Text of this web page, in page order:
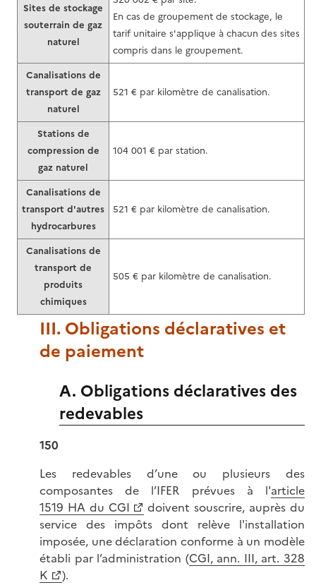
Sites de stockage
souterrain de gaz
naturel
En cas de groupement de stockage, le
tarif unitaire s'applique à chacun des sites
compris dans le groupement.
Canalisations de
transport de gaz
naturel
521 € par kilomètre de canalisation.
Stations de
compression de
gaz naturel
104 001 € par station.
Canalisations de
transport d'autres
hydrocarbures
521 € par kilomètre de canalisation.
Canalisations de
transport de
produits
chimiques
505 € par kilomètre de canalisation.
III. Obligations déclaratives et
de paiement
A. Obligations déclaratives des
redevables
150
Les redevables d’une ou plusieurs des
composantes de l’IFER prévues à l'article
1519 HA du CGI
doivent souscrire, auprès du
service des impôts dont relève l'installation
imposée, une déclaration conforme à un modèle
établi par l’administration (CGI, ann. III, art. 328
K
).